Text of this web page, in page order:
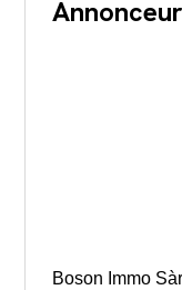
Annonceur
Boson Immo Sàrl